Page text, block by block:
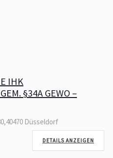
IHK
§34A GEWO –
Düsseldorf
DETAILS ANZEIGEN